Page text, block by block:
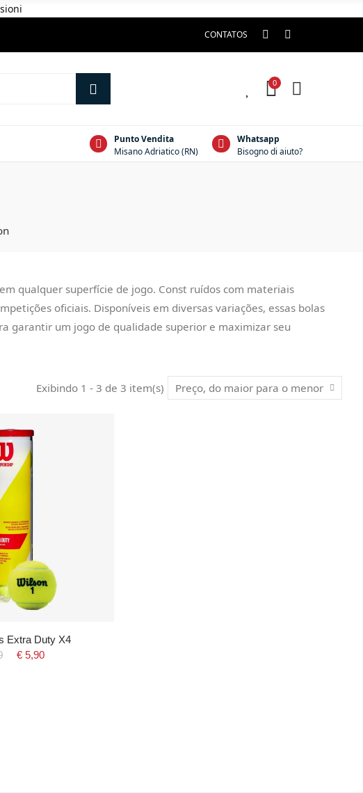
CONTATOS
0
Punto Vendita
Misano Adriatico (RN)
Whatsapp
Bisogno di aiuto?
qualquer superfície de jogo. Const ruídos com materiais
oficiais. Disponíveis em diversas variações, essas bolas
garantir um jogo de qualidade superior e maximizar seu
Exibindo 1 - 3 de 3 item(s) Preço, do maior para o menor
Extra Duty X4
€ 5,90